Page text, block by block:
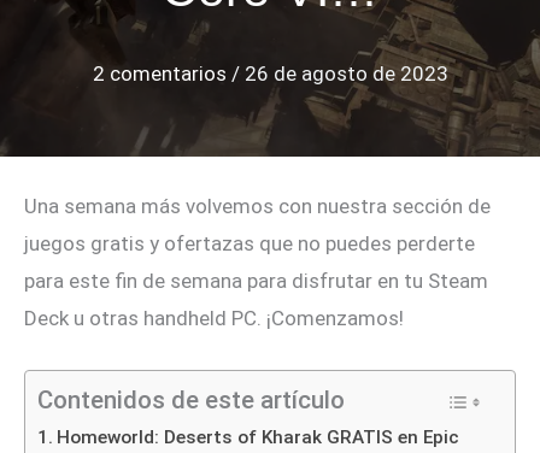
2 comentarios / 26 de agosto de 2023
Una semana más volvemos con nuestra sección de
juegos gratis y ofertazas que no puedes perderte
para este fin de semana para disfrutar en tu Steam
Deck u otras handheld PC. ¡Comenzamos!
Contenidos de este artículo
Homeworld: Deserts of Kharak GRATIS en Epic